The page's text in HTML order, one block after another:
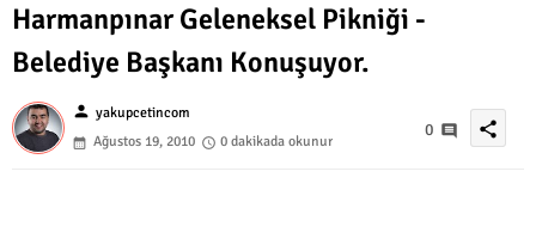
Harmanpınar Geleneksel Pikniği -
Belediye Başkanı Konuşuyor.
person yakupcetincom
Ağustos 19, 2010
0 dakikada okunur
0 share